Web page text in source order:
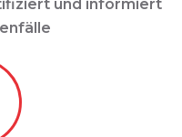
und informiert